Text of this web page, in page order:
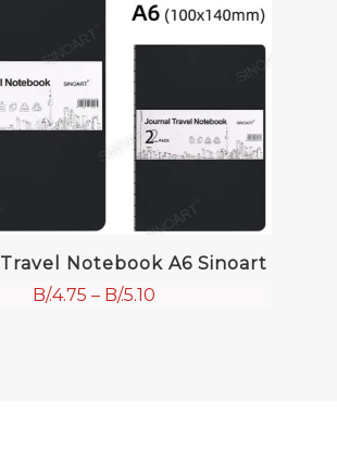
Notebook A6 Sinoart
B/.4.75 – B/.5.10